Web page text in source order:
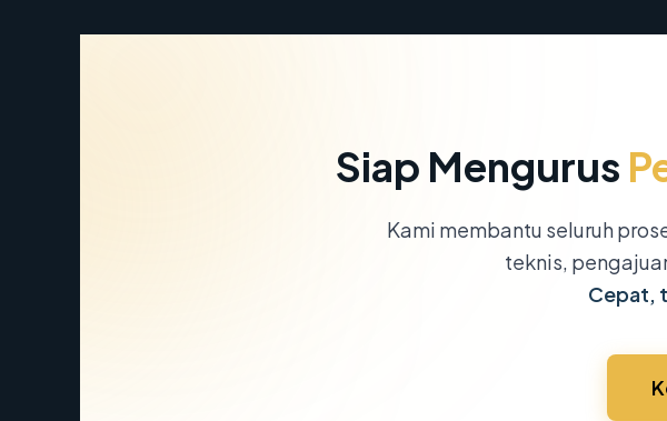
Siap Mengurus
Kami membantu seluruh
teknis,
Cepat,